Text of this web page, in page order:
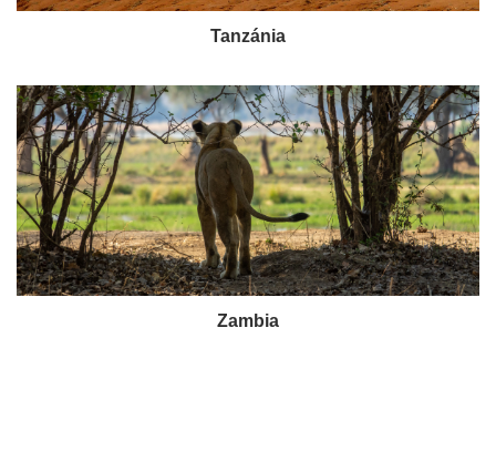
Tanzánia
Zambia